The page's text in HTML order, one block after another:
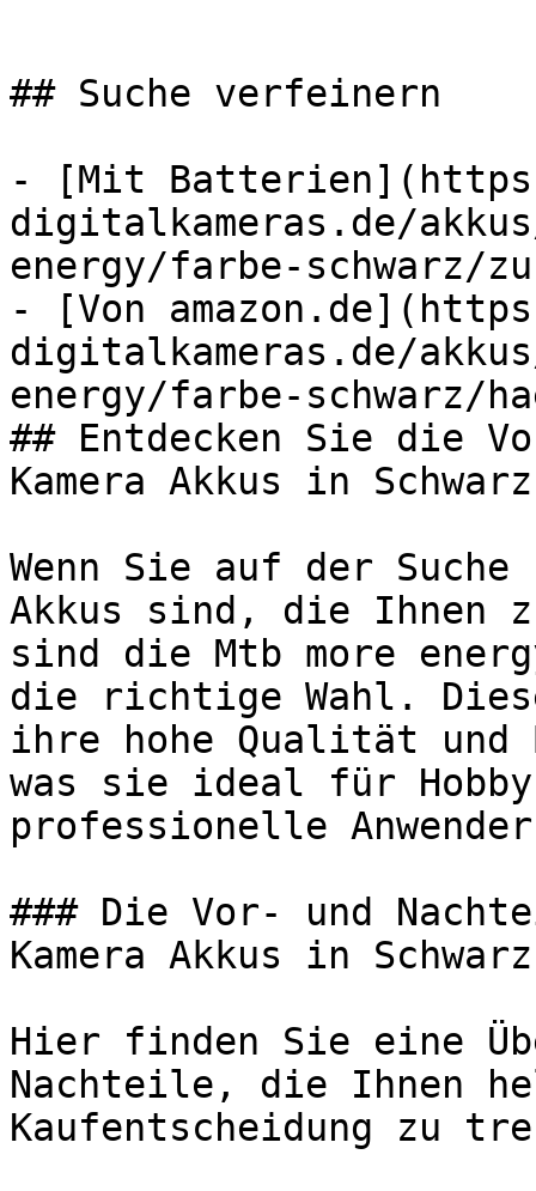
## Suche verfeinern
- [Mit
digitalkameras.de/
energy/farbe-schwarz/
- [Von
digitalkameras.de/
energy/farbe-schwarz/
## Entdecken Sie die
Kamera Akkus in Schwarz
Wenn Sie auf der Suche
Akkus sind, die Ihnen
sind die Mtb more
die richtige Wahl.
ihre hohe Qualität und
was sie ideal für
professionelle
### Die Vor- und
Kamera Akkus in Schwarz
Hier finden Sie eine
Nachteile, die Ihnen
Kaufentscheidung zu